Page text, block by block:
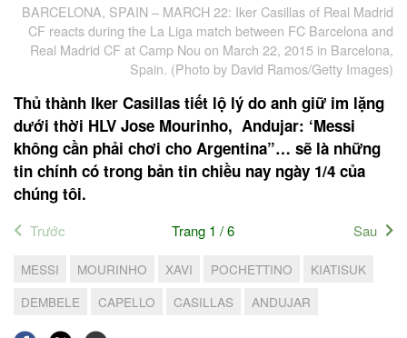
BARCELONA, SPAIN – MARCH 22: Iker Casillas of Real Madrid
CF reacts during the La Liga match between FC Barcelona and
Real Madrid CF at Camp Nou on March 22, 2015 in Barcelona,
Spain. (Photo by David Ramos/Getty Images)
Thủ thành Iker Casillas tiết lộ lý do anh giữ im lặng
dưới thời HLV Jose Mourinho, Andujar: ‘Messi
không cần phải chơi cho Argentina”… sẽ là những
tin chính có trong bản tin chiều nay ngày 1/4 của
chúng tôi.
Trước Trang 1 / 6 Sau
MESSI MOURINHO XAVI POCHETTINO
KIATISUK
DEMBELE
CAPELLO CASILLAS ANDUJAR